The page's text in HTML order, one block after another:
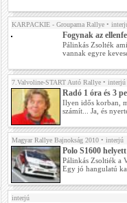
KARPACKIE - Groupama Rallye •
Fogynak az
Pálinkás Zsolték
vannak egyre
7.Valvoline-START Autó Rallye • interjú
Radó 1 óra és 3
Ilyen idős korban,
számít... Ja, és
Magyar Rallye Bajnokság 2010 • interjú
Polo S1600
Pálinkás Zsoltiék a
Egy jó hangulatú
interjú